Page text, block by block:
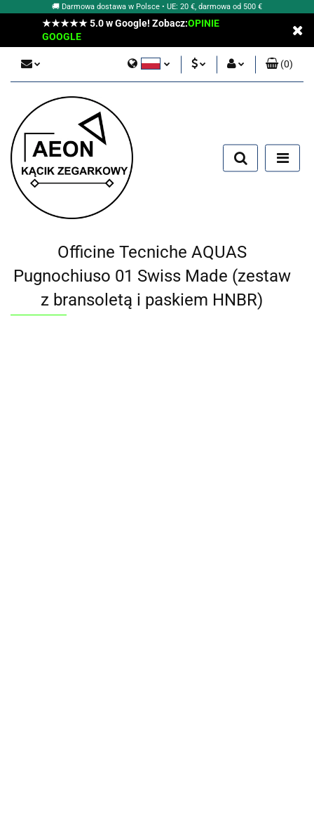
🚚 Darmowa dostawa w Polsce • UE: 20 €, darmowa od 500 €
★★★★★ 5.0 w Google! Zobacz:OPINIE
GOOGLE
English
Dodaj zgłoszenie
(0)
Officine Tecniche AQUAS
Pugnochiuso 01 Swiss Made (zestaw
z bransoletą i paskiem HNBR)